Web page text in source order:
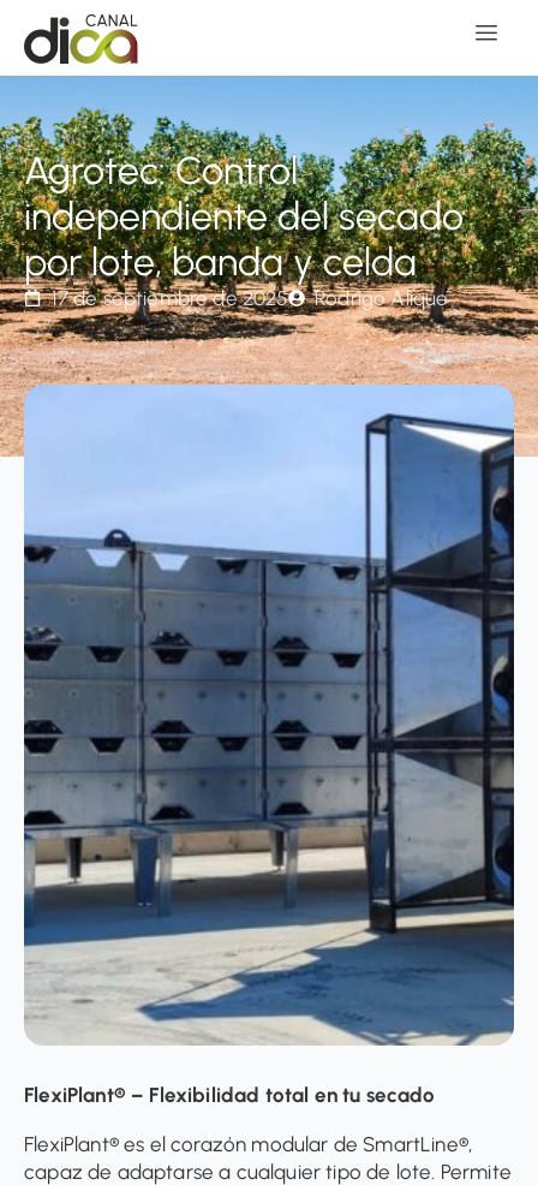
Agrotec: Control
independiente del secado
por lote, banda y celda
17 de septiembre de 2025 Rodrigo Alique
FlexiPlant® – Flexibilidad total en tu secado
FlexiPlant® es el corazón modular de SmartLine®,
capaz de adaptarse a cualquier tipo de lote. Permite